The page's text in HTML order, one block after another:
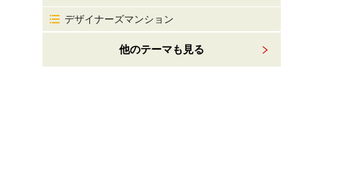
デザイナーズマンション
他のテーマも見る